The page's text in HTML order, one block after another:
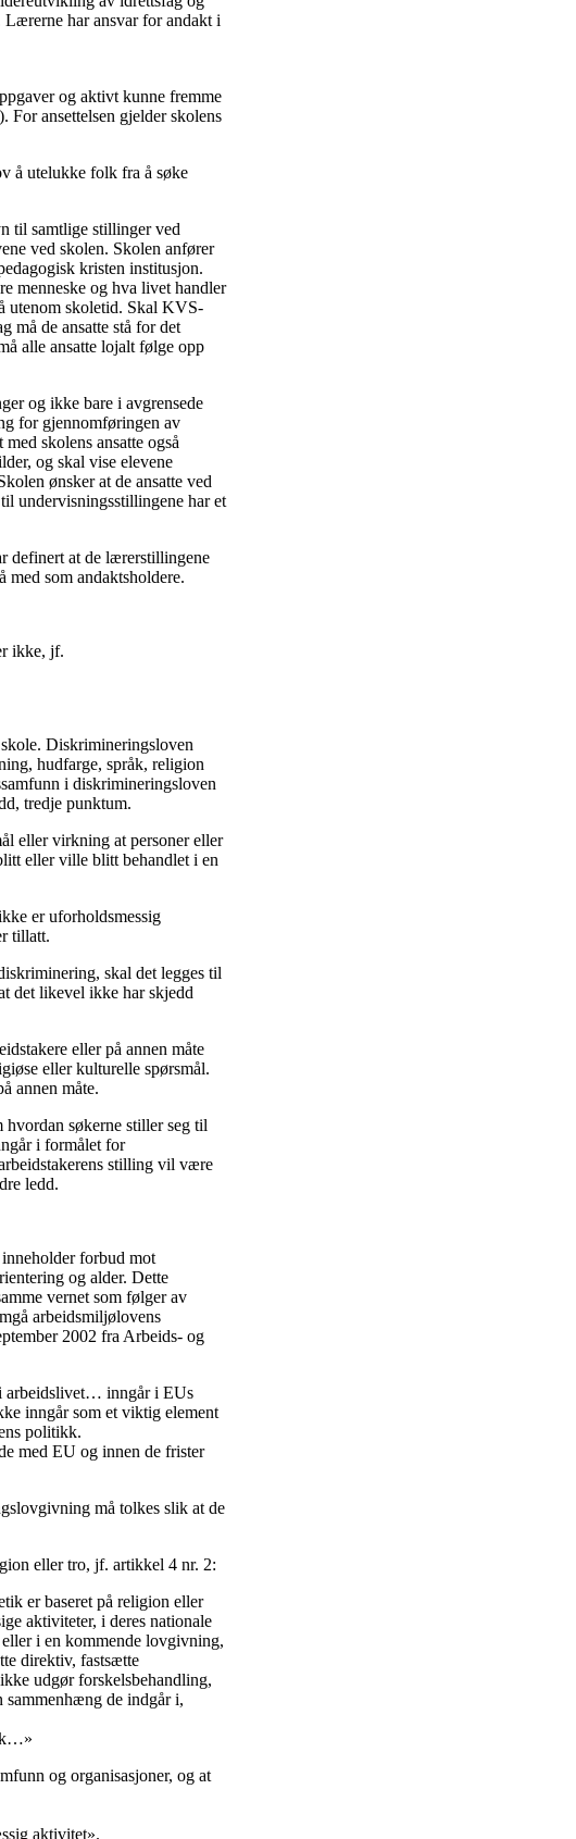
Lærerne har ansvar for andakt i
og aktivt kunne fremme
For ansettelsen gjelder skolens
å utelukke folk fra å søke
til samtlige stillinger ved
ved skolen. Skolen anfører
kristen institusjon.
menneske og hva livet handler
utenom skoletid. Skal KVS-
må de ansatte stå for det
alle ansatte lojalt følge opp
og ikke bare i avgrensede
for gjennomføringen av
skolens ansatte også
og skal vise elevene
ønsker at de ansatte ved
undervisningsstillingene har et
definert at de lærerstillingene
med som andaktsholdere.
ikke, jf.
Diskrimineringsloven
hudfarge, språk, religion
i diskrimineringsloven
tredje punktum.
eller virkning at personer eller
eller ville blitt behandlet i en
er uforholdsmessig
tillatt.
skal det legges til
det likevel ikke har skjedd
eller på annen måte
eller kulturelle spørsmål.
annen måte.
søkerne stiller seg til
i formålet for
stilling vil være
ledd.
forbud mot
og alder. Dette
vernet som følger av
arbeidsmiljølovens
2002 fra Arbeids- og
arbeidslivet… inngår i EUs
inngår som et viktig element
politikk.
med EU og innen de frister
må tolkes slik at de
eller tro, jf. artikkel 4 nr. 2:
er baseret på religion eller
aktiviteter, i deres nationale
i en kommende lovgivning,
direktiv, fastsætte
udgør forskelsbehandling,
sammenhæng de indgår i,
og organisasjoner, og at
aktivitet».